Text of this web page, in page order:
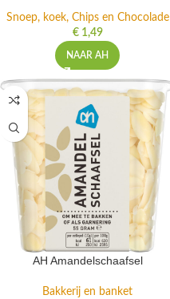
Snoep, koek, Chips en Chocolade
€1,49
NAAR AH
AH Amandelschaafsel
Bakkerij en banket